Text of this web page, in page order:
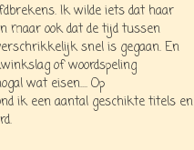
Ik wilde iets dat haar
maar ook dat de tijd tussen
snel is gegaan. En
of woordspeling
wat eisen.... Op
ik een aantal geschikte titels en